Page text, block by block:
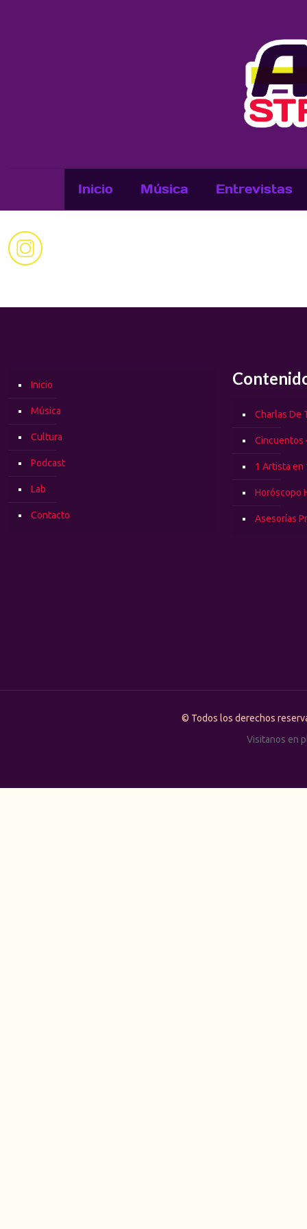
Inicio Música Entrevistas
Inicio
Música
Cultura
Podcast
Lab
Contacto
Charlas De
Cincuentos
1 Artista en
Horóscopo
Asesorías
© Todos los derechos
Visitanos en